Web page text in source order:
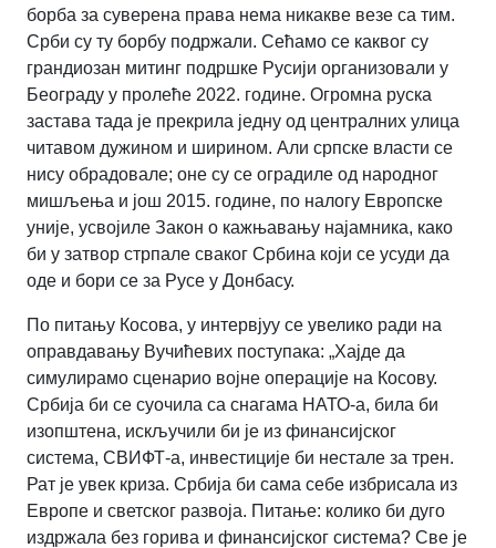
борба за суверена права нема никакве везе са тим.
Срби су ту борбу подржали. Сећамо се каквог су
грандиозан митинг подршке Русији организовали у
Београду у пролеће 2022. године. Огромна руска
застава тада је прекрила једну од централних улица
читавом дужином и ширином. Али српске власти се
нису обрадовале; оне су се оградиле од народног
мишљења и још 2015. године, по налогу Европске
уније, усвојиле Закон о кажњавању најамника, како
би у затвор стрпале сваког Србина који се усуди да
оде и бори се за Русе у Донбасу.
По питању Косова, у интервјуу се увелико ради на
оправдавању Вучићевих поступака: „Хајде да
симулирамо сценарио војне операције на Косову.
Србија би се суочила са снагама НАТО-а, била би
изопштена, искључили би је из финансијског
система, СВИФТ-а, инвестиције би нестале за трен.
Рат је увек криза. Србија би сама себе избрисала из
Европе и светског развоја. Питање: колико би дуго
издржала без горива и финансијског система? Све је